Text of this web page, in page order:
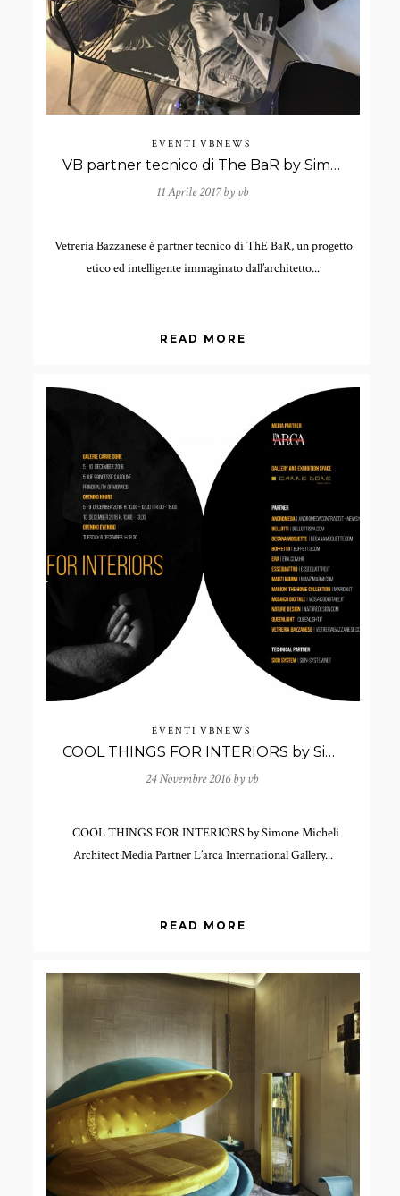
EVENTI VBNEWS
VB partner tecnico di The BaR by Simone Micheli
11 Aprile 2017 by vb
Vetreria Bazzanese è partner tecnico di ThE BaR, un progetto
etico ed intelligente immaginato dall’architetto...
READ MORE
EVENTI VBNEWS
COOL THINGS FOR INTERIORS by Simone Micheli Architect
24 Novembre 2016 by vb
COOL THINGS FOR INTERIORS by Simone Micheli
Architect Media Partner L’arca International Gallery...
READ MORE